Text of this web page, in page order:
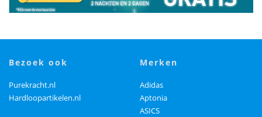
bezoek ook
Purekracht.nl
Hardloopartikelen.nl
merken
Adidas
Aptonia
ASICS